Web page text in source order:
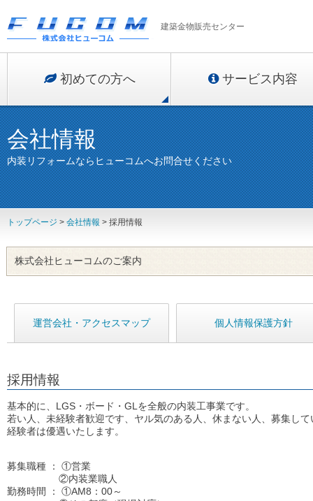
建築金物販売センター
初めての方へ サービス内容
会社情報
内装リフォームならヒューコムへお問合せください
トップページ > 会社情報 > 採用情報
株式会社ヒューコムのご案内
運営会社・アクセスマップ 個人情報保護方針
採用情報
基本的に、LGS・ボード・GLを全般の内装工事業です。
若い人、未経験者歓迎です、ヤル気のある人、休まない人、募集して
経験者は優遇いたします。
募集職種 ： ①営業
②内装業職人
勤務時間 ： ①AM8：00～